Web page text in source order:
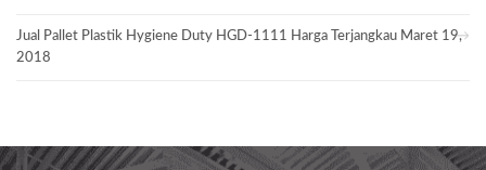
Jual Pallet Plastik Hygiene Duty HGD-1111 Harga Terjangkau Maret 19,
2018